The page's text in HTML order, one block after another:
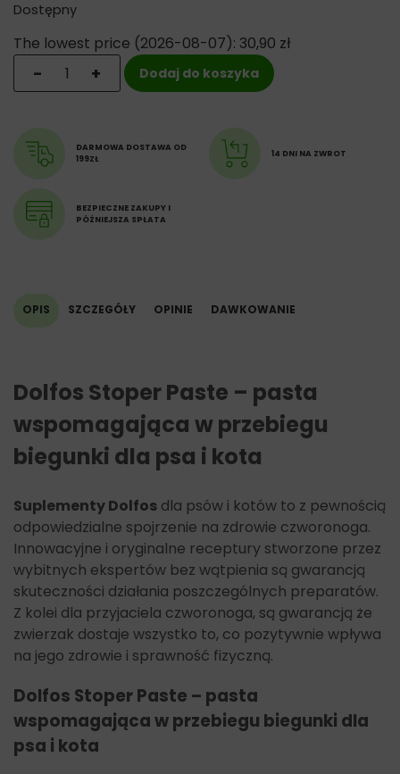
Dodatki żywieniowe:
Dodatki żywieniowe na kg:
smektyt 100 g,
ekstrakt tanin z kasztanowca (Castanea sativa Mill),
Beta-1,3/1,6-glukan,
ekstrakt Yucca schidigera,
pektyny,
Dostępny
The lowest price (2026-08-07): 30,90 zł
ilość Dolfos Stoper Paste - pasta wspomagająca w
+
- Dodaj do koszyka
DARMOWA DOSTAWA OD
199ZŁ
14 DNI NA ZWROT
BEZPIECZNE ZAKUPY I
PÓŹNIEJSZA SPŁATA
OPIS SZCZEGÓŁY OPINIE DAWKOWANIE
Dolfos Stoper Paste – pasta
wspomagająca w przebiegu
biegunki dla psa i kota
SuplementyDolfos dla psów i kotów to z pewnością
odpowiedzialne spojrzenie na zdrowie czworonoga.
Innowacyjne i oryginalne receptury stworzone przez
wybitnych ekspertów bez wątpienia są gwarancją
skuteczności działania poszczególnych preparatów.
Z kolei dla przyjaciela czworonoga, są gwarancją że
zwierzak dostaje wszystko to, co pozytywnie wpływa
na jego zdrowie i sprawność fizyczną.
Dolfos Stoper Paste – pasta
wspomagająca w przebiegu biegunki dla
psa i kota